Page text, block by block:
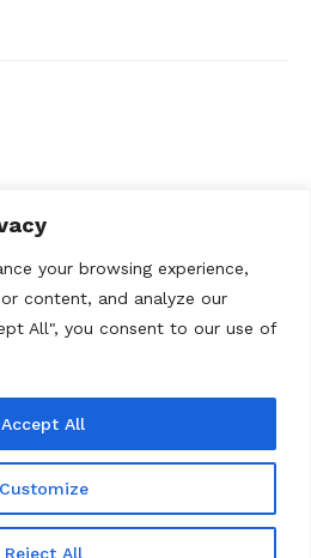
your browsing experience,
content, and analyze our
All", you consent to our use of
Customize
Reject All
Accept All
Terms Of Use Über uns
Reserved. Rezepte Home